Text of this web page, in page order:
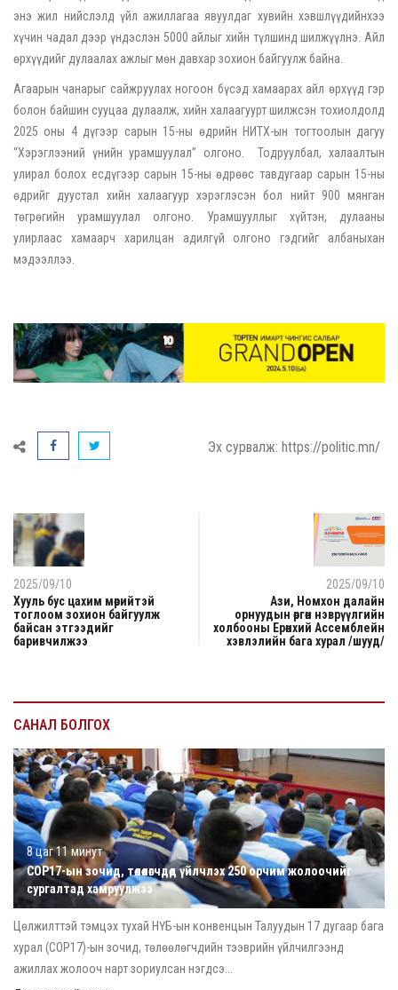
энэ жил нийслэлд үйл ажиллагаа явуулдаг хувийн хэвшлүүдийнхээ
хүчин чадал дээр үндэслэн 5000 айлыг хийн түлшинд шилжүүлнэ. Айл
өрхүүдийг дулаалах ажлыг мөн давхар зохион байгуулж байна.
Агаарын чанарыг сайжруулах ногоон бүсэд хамаарах айл өрхүүд гэр
болон байшин сууцаа дулаалж, хийн халаагуурт шилжсэн тохиолдолд
2025 оны 4 дүгээр сарын 15-ны өдрийн НИТХ-ын тогтоолын дагуу
“Хэрэглээний үнийн урамшуулал” олгоно. Тодруулбал, халаалтын
улирал болох есдүгээр сарын 15-ны өдрөөс тавдугаар сарын 15-ны
өдрийг дуустал хийн халаагуур хэрэглэсэн бол нийт 900 мянган
төгрөгийн урамшуулал олгоно. Урамшууллыг хүйтэн, дулааны
улирлаас хамаарч харилцан адилгүй олгоно гэдгийг албаныхан
мэдээллээ.
Эх сурвалж: https://politic.mn/
2025/09/10
Хууль бус цахим мөрийтэй
тоглоом зохион байгуулж
байсан этгээдийг
баривчилжээ
2025/09/10
Ази, Номхон далайн
орнуудын өргөн нэврүүлгийн
холбооны Ерөнхий Ассемблейн
хэвлэлийн бага хурал /шууд/
САНАЛ БОЛГОХ
8 цаг 11 минут
COP17-ын зочид, төлөөлөгчдөд үйлчлэх 250 орчим жолоочийг
сургалтад хамруулжээ
Цөлжилттэй тэмцэх тухай НҮБ-ын конвенцын Талуудын 17 дугаар бага
хурал (COP17)-ын зочид, төлөөлөгчдийн тээврийн үйлчилгээнд
ажиллах жолооч нарт зориулсан нэгдсэ...